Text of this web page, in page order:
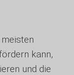
kann,
und die